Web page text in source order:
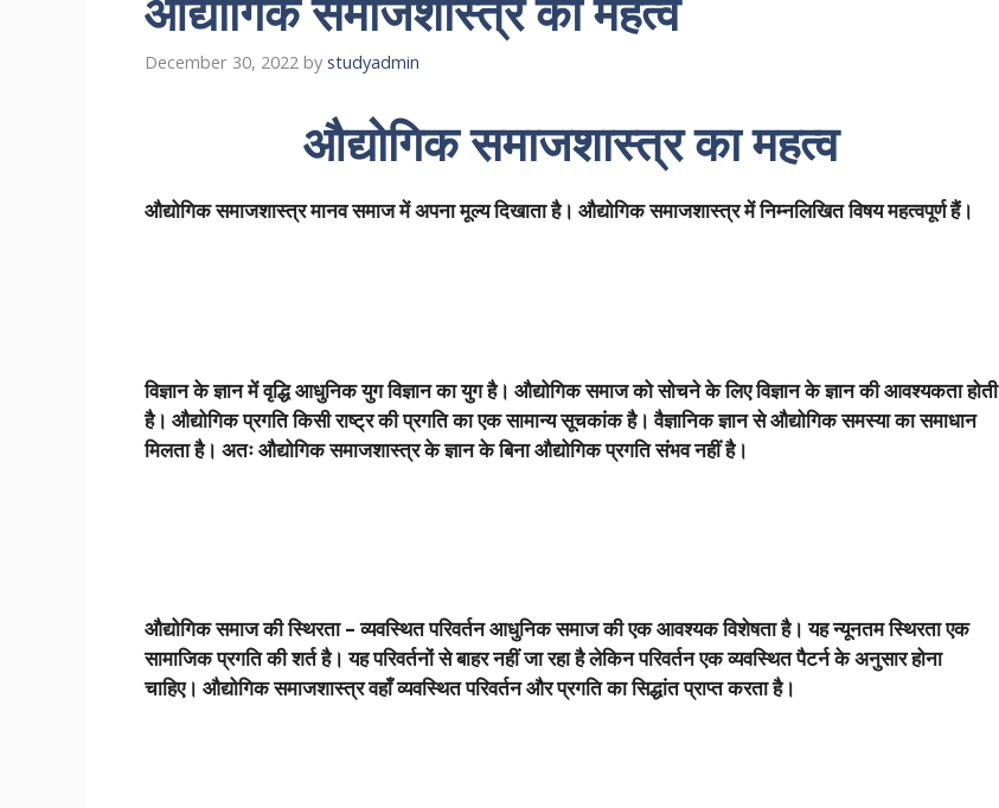
December 30, 2022 by studyadmin
औद्योगिक समाजशास्त्र का महत्व
औद्योगिक समाजशास्त्र मानव समाज में अपना मूल्य दिखाता है। औद्योगिक समाजशास्त्र में निम्नलिखित विषय महत्वपूर्ण हैं।
विज्ञान के ज्ञान में वृद्धि आधुनिक युग विज्ञान का युग है। औद्योगिक समाज को सोचने के लिए विज्ञान के ज्ञान की आवश्यकता होती
है। औद्योगिक प्रगति किसी राष्ट्र की प्रगति का एक सामान्य सूचकांक है। वैज्ञानिक ज्ञान से औद्योगिक समस्या का समाधान
मिलता है। अतः औद्योगिक समाजशास्त्र के ज्ञान के बिना औद्योगिक प्रगति संभव नहीं है।
औद्योगिक समाज की स्थिरता–व्यवस्थित परिवर्तन आधुनिक समाज की एक आवश्यक विशेषता है। यह न्यूनतम स्थिरता एक
सामाजिक प्रगति की शर्त है। यह परिवर्तनों से बाहर नहीं जा रहा है लेकिन परिवर्तन एक व्यवस्थित पैटर्न के अनुसार होना
चाहिए। औद्योगिक समाजशास्त्र वहाँ व्यवस्थित परिवर्तन और प्रगति का सिद्धांत प्राप्त करता है।